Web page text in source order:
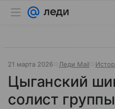
21 марта 2026 Леди Mail
Цыганский
солист